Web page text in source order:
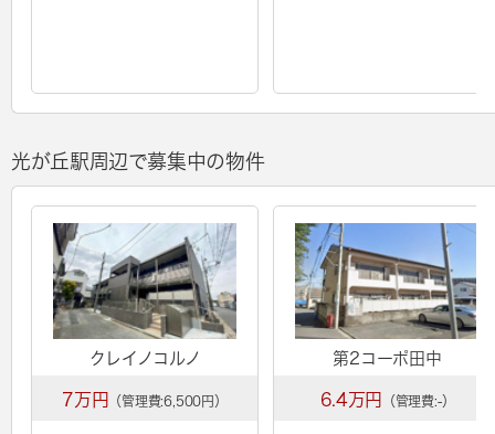
光が丘駅周辺で募集中の物件
クレイノコルノ
7万円 （管理費:6,500円）
第2コーポ田中
6.4万円 （管理費:-）